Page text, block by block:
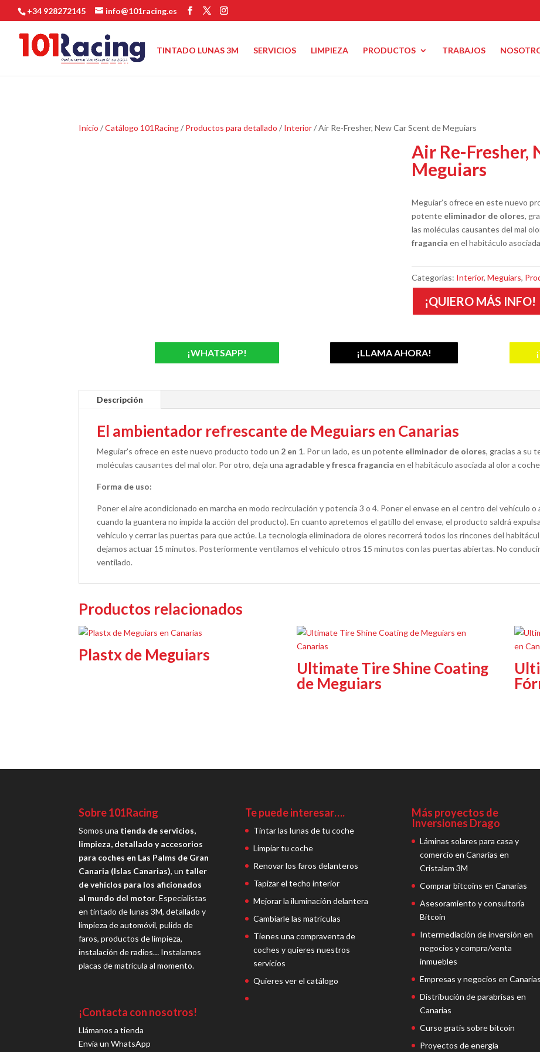
+34 928272145 info@101racing.es
TINTADO LUNAS 3M SERVICIOS LIMPIEZA PRODUCTOS TRABAJOS
Inicio /Catálogo 101Racing/ Productos para detallado / Interior/ Air Re-Fresher, New Car Scent de Meguiars
Air Re-Fresher,
Meguiars
Meguiar’s ofrece en este nuevo
potente eliminador de olores,
las moléculas causantes del mal
fragancia en el habitáculo
Categorías: Interior, Meguiars,
¡QUIERO MÁS INFO!
¡WHATSAPP! ¡LLAMA AHORA!
Descripción
El ambientador refrescante de Meguiars en Canarias
Meguiar's ofrece en este nuevo producto todo un 2 en 1. Por un lado, es un potente eliminador de olores, gracias a su
moléculas causantes del mal olor. Por otro, deja una agradable y fresca fragancia en el habitáculo asociada al olor a
Forma de uso:
Poner el aire acondicionado en marcha en modo recirculación y potencia 3 o 4. Poner el envase en el centro del vehículo
cuando la guantera no impida la acción del producto). En cuanto apretemos el gatillo del envase, el producto saldrá
vehículo y cerrar las puertas para que actúe. La tecnología eliminadora de olores recorrerá todos los rincones del
dejamos actuar 15 minutos. Posteriormente ventilamos el vehículo otros 15 minutos con las puertas abiertas. No
ventilado.
Productos relacionados
Plastx de Meguiars
Ultimate Tire Shine Coating
de Meguiars
Sobre 101Racing
Somos una tienda de servicios,
limpieza, detallado y accesorios
para coches en Las Palms de Gran
Canaria (Islas Canarias), un taller
de vehíclos para los aficionados
al mundo del motor. Especialistas
en tintado de lunas 3M, detallado y
limpieza de automóvil, pulido de
faros, productos de limpieza,
instalación de radios… Instalamos
placas de matrícula al momento.
¡Contacta con nosotros!
Llámanos a tienda
Envía un WhatsApp
Te puede interesar….
Tintar las lunas de tu coche
Limpiar tu coche
Renovar los faros delanteros
Tapizar el techo interior
Mejorar la iluminación delantera
Cambiarle las matrículas
Tienes una compraventa de
coches y quieres nuestros
servicios
Quieres ver el catálogo
Más proyectos de
Inversiones Drago
Láminas solares para casa y
comercio en Canarias en
Cristalam 3M
Comprar bitcoins en Canarias
Asesoramiento y consultoría
Bitcoin
Intermediación de inversión en
negocios y compra/venta
inmuebles
Empresas y negocios en Canarias
Distribución de parabrisas en
Canarias
Curso gratis sobre bitcoin
Proyectos de energía